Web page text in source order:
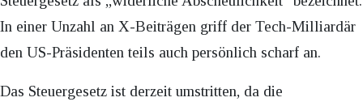
In einer Unzahl an X-Beiträgen griff der Tech-Milliardär
den US-Präsidenten teils auch persönlich scharf an.
Das Steuergesetz ist derzeit umstritten, da die